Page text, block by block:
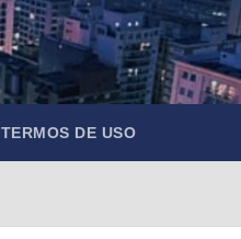
TERMOS DE USO